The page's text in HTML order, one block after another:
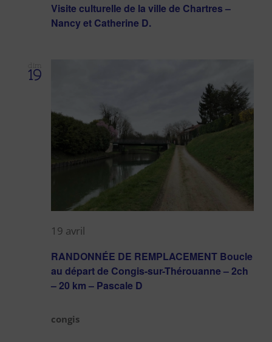
Visite culturelle de la ville de Chartres –
Nancy et Catherine D.
dim
19
RANDONNÉE DE REMPLACEMENT Boucle
au départ de Congis-sur-Thérouanne – 2ch
– 20 km – Pascale D
19 avril
congis